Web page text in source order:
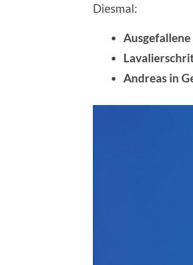
Diesmal:
Andreas in